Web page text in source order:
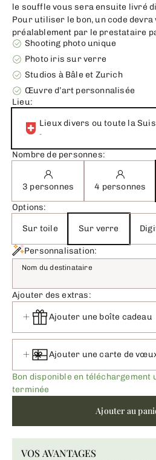
le souffle vous sera ensuite livré
Pour utiliser le bon, un code devra
préalablement par le prestataire
Shooting photo unique
Photo iris sur verre
Studios à Bâle et Zurich
Œuvre d’art personnalisée
Lieu:
Lieux divers ou toute la
-
Nombre de personnes:
3 personnes 4 personnes
Options:
Sur toile Sur verre
Personnalisation:
Nom du destinataire
Ajouter des extras:
Ajouter une boîte cadeau
Ajouter une carte de
Bon disponible en téléchargement
terminée
Ajouter au
VOS AVANTAGES